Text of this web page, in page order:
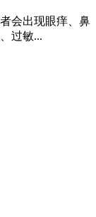
会出现眼痒、鼻
过敏...